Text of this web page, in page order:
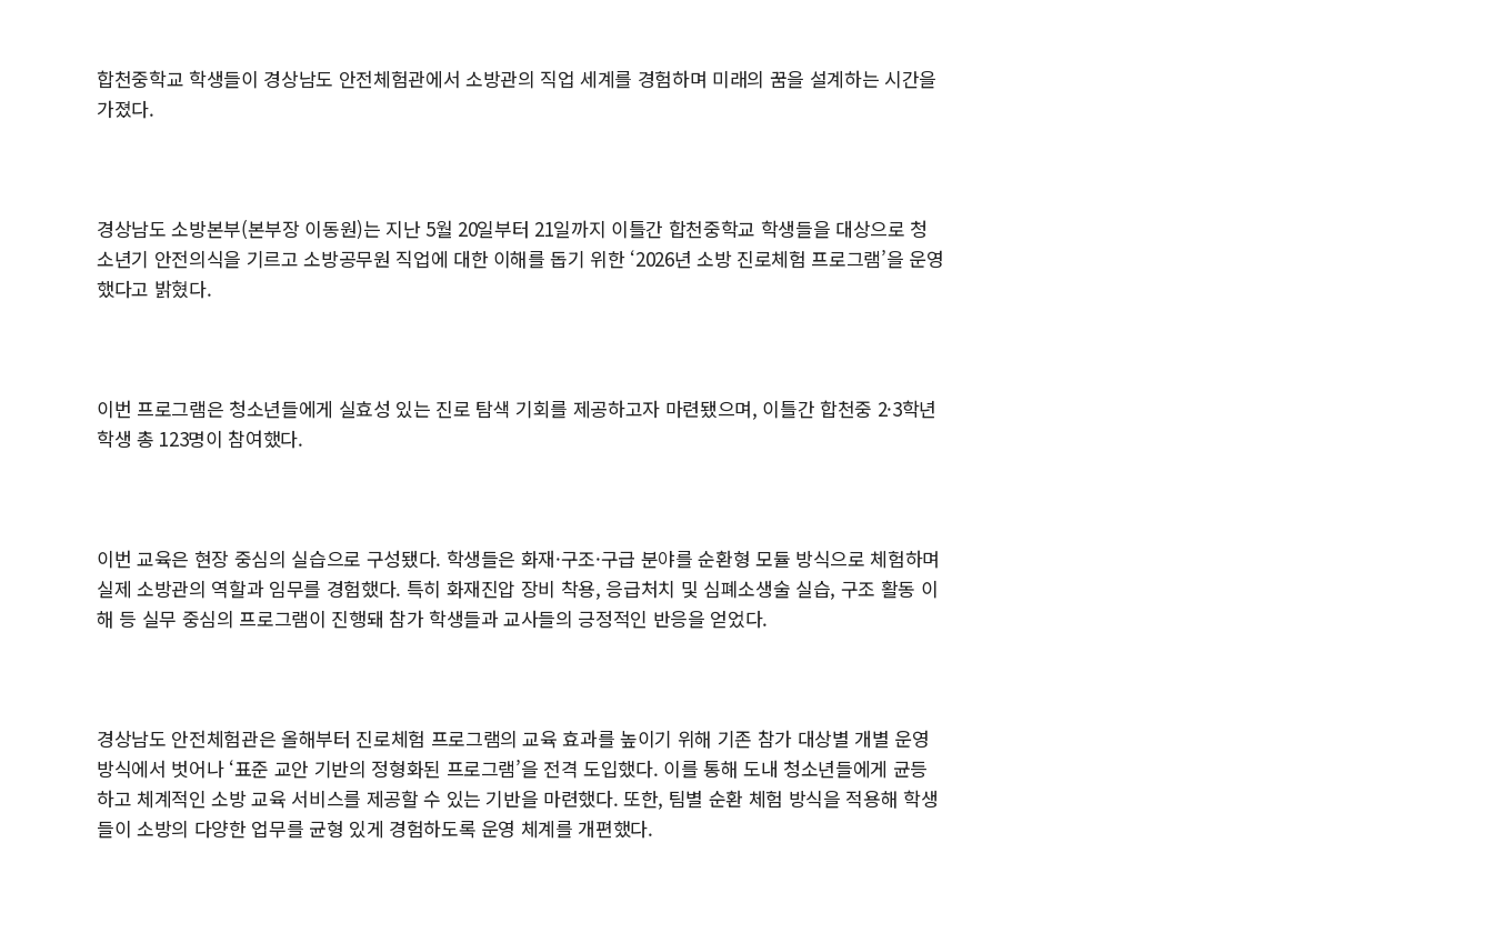
합천중학교 학생들이 경상남도 안전체험관에서 소방관의 직업 세계를 경험하며 미래의 꿈을 설계하는 시간을
가졌다.
경상남도 소방본부(본부장 이동원)는 지난 5월 20일부터 21일까지 이틀간 합천중학교 학생들을 대상으로 청
소년기 안전의식을 기르고 소방공무원 직업에 대한 이해를 돕기 위한 ‘2026년 소방 진로체험 프로그램’을 운영
했다고 밝혔다.
이번 프로그램은 청소년들에게 실효성 있는 진로 탐색 기회를 제공하고자 마련됐으며, 이틀간 합천중 2·3학년
학생 총 123명이 참여했다.
이번 교육은 현장 중심의 실습으로 구성됐다. 학생들은 화재·구조·구급 분야를 순환형 모듈 방식으로 체험하며
실제 소방관의 역할과 임무를 경험했다. 특히 화재진압 장비 착용, 응급처치 및 심폐소생술 실습, 구조 활동 이
해 등 실무 중심의 프로그램이 진행돼 참가 학생들과 교사들의 긍정적인 반응을 얻었다.
경상남도 안전체험관은 올해부터 진로체험 프로그램의 교육 효과를 높이기 위해 기존 참가 대상별 개별 운영
방식에서 벗어나 ‘표준 교안 기반의 정형화된 프로그램’을 전격 도입했다. 이를 통해 도내 청소년들에게 균등
하고 체계적인 소방 교육 서비스를 제공할 수 있는 기반을 마련했다. 또한, 팀별 순환 체험 방식을 적용해 학생
들이 소방의 다양한 업무를 균형 있게 경험하도록 운영 체계를 개편했다.